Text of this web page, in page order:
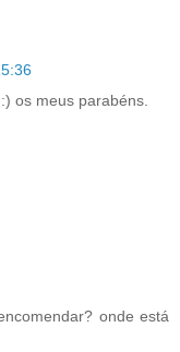
os meus parabéns.
onde está